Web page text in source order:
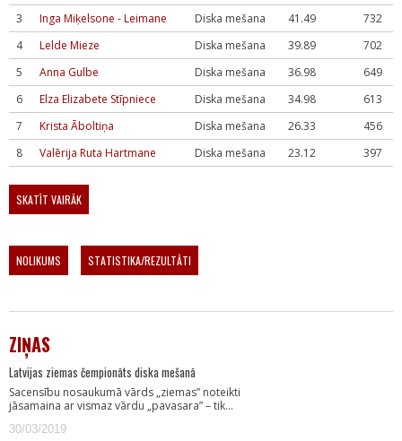
3
Inga Miķelsone - Leimane Diska mešana 41.49
732
4
Lelde Mieze Diska mešana 39.89
702
5
Anna Gulbe Diska mešana 36.98
649
6
Elza Elizabete Stīpniece Diska mešana 34.98
613
7
Krista Āboltiņa Diska mešana 26.33
456
8
Valērija Ruta Hartmane Diska mešana 23.12 397
SKATĪT VAIRĀK
NOLIKUMS STATISTIKA/REZULTĀTI
ZIŅAS
Latvijas ziemas čempionāts diska mešanā
Sacensību nosaukumā vārds „ziemas” noteikti
jāsamaina ar vismaz vārdu „pavasara” – tik…
30/03/2019